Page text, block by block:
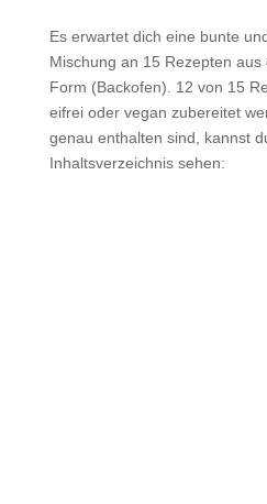
Es erwartet dich eine bunte
Mischung an 15 Rezepten
Form (Backofen). 12 von 15
eifrei oder vegan zubereitet
genau enthalten sind, kannst
Inhaltsverzeichnis sehen: